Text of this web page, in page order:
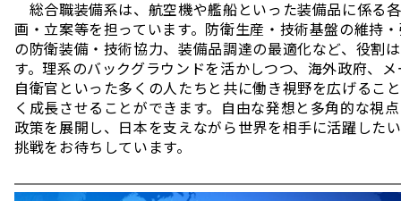
総合職装備系は、航空機や艦船といった装備品に係る
画・立案等を担っています。防衛生産・技術基盤の維持
の防衛装備・技術協力、装備品調達の最適化など、役割
す。理系のバックグラウンドを活かしつつ、海外政府、
自衛官といった多くの人たちと共に働き視野を広げるこ
く成長させることができます。自由な発想と多角的な視
政策を展開し、日本を支えながら世界を相手に活躍した
挑戦をお待ちしています。